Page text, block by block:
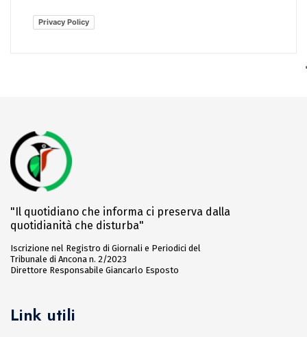
Privacy Policy
"Il quotidiano che informa ci preserva dalla
quotidianità che disturba"
Iscrizione nel Registro di Giornali e Periodici del
Tribunale di Ancona n. 2/2023
Direttore Responsabile Giancarlo Esposto
Link utili